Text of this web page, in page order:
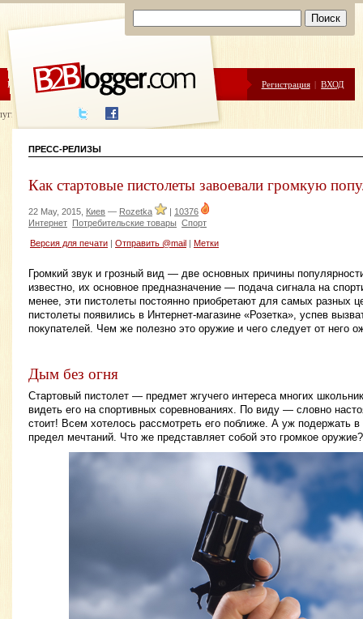
ЦЕНЫ ПОМОЩЬ Регистрация | ВХОД
написания
ПРЕСС-РЕЛИЗЫ
Как стартовые пистолеты завоевали громкую
22 May, 2015, Киев — Rozetka | 10376
Интернет Потребительские товары Спорт
Версия для печати Отправить @mail Метки
Громкий звук и грозный вид — две основных причины
известно, их основное предназначение — подача сигнала на
менее, эти пистолеты постоянно приобретают для самых разных
пистолеты появились в Интернет-магазине «Розетка», успев
покупателей. Чем же полезно это оружие и чего следует от него
Дым без огня
Стартовый пистолет — предмет жгучего интереса многих
видеть его на спортивных соревнованиях. По виду — словно
стоит! Всем хотелось рассмотреть его поближе. А уж подержать
предел мечтаний. Что же представляет собой это громкое оружие?